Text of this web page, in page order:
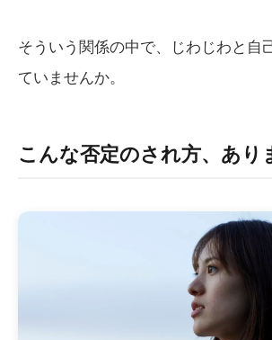
そういう関係の中で、じわじわと自
ていませんか。
こんな否定のされ方、あり